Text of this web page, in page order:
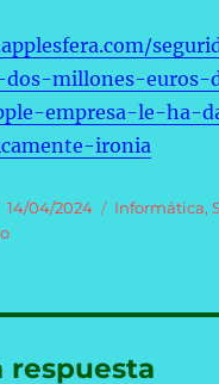
millones-euros-
empresa-le-ha-
ironia
Publicado
el
14/04/2024 Categorías
Informática,
respuesta